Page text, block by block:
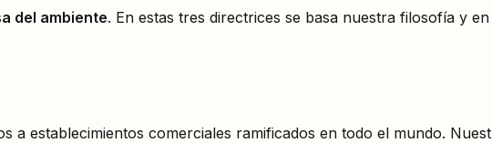
del ambiente. En estas tres directrices se basa nuestra filosofía y
a establecimientos comerciales ramificados en todo el mundo.